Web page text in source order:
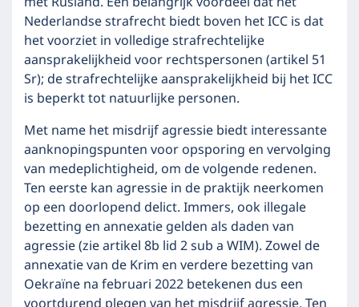
Nederlandse strafrecht biedt boven het ICC is dat
het voorziet in volledige strafrechtelijke
aansprakelijkheid voor rechtspersonen (artikel 51
Sr); de strafrechtelijke aansprakelijkheid bij het ICC
is beperkt tot natuurlijke personen.
Met name het misdrijf agressie biedt interessante
aanknopingspunten voor opsporing en vervolging
van medeplichtigheid, om de volgende redenen.
Ten eerste kan agressie in de praktijk neerkomen
op een doorlopend delict. Immers, ook illegale
bezetting en annexatie gelden als daden van
agressie (zie artikel 8b lid 2 sub a WIM). Zowel de
annexatie van de Krim en verdere bezetting van
Oekraïne na februari 2022 betekenen dus een